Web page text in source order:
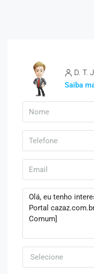
D. T.
Saiba
Selecione